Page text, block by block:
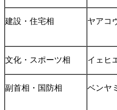
建設・住宅相 ヤアコ
文化・スポーツ相 イェヒ
副首相・国防相 ベンヤ